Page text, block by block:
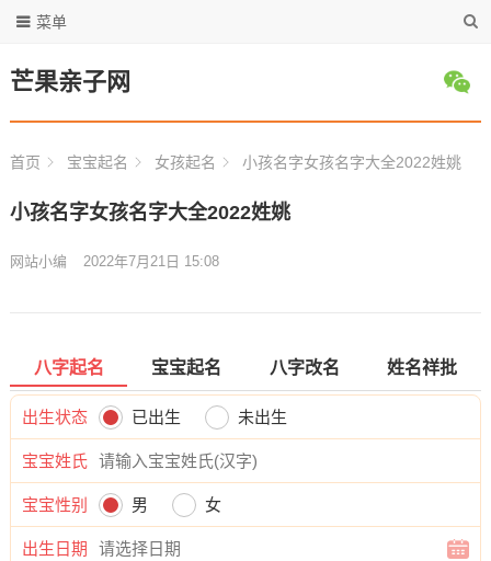
芒果亲子网
菜单
首页 宝宝起名 女孩起名 小孩名字女孩名字大全2022姓姚
小孩名字女孩名字大全2022姓姚
网站小编 2022年7月21日 15:08
八字起名 宝宝起名 八字改名 姓名祥批
出生状态 已出生 未出生
宝宝姓氏
宝宝性别 男 女
出生日期